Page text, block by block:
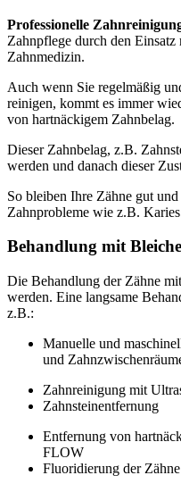
Professionelle
Zahnpflege durch den
Zahnmedizin.
Auch wenn Sie regelmäßig
reinigen, kommt es immer
von hartnäckigem Zahnbelag.
Dieser Zahnbelag, z.B.
werden und danach dieser
So bleiben Ihre Zähne gut
Zahnprobleme wie z.B.
Behandlung mit
Die Behandlung der Zähne mit
werden. Eine langsame
z.B.:
Manuelle und
und
Zahnreinigung mit
Zahnsteinentfernung
Entfernung von
FLOW
Fluoridierung der Zähne